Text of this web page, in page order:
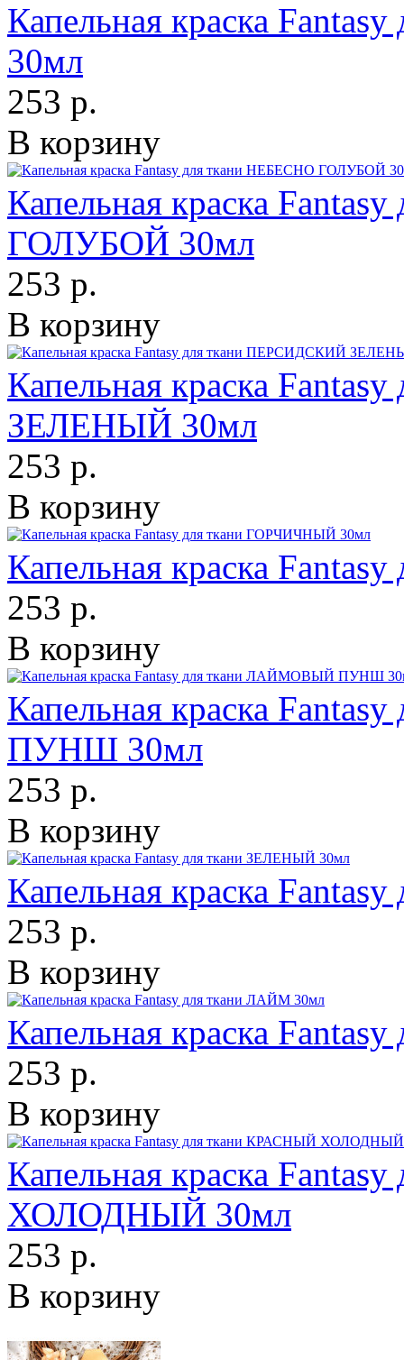
Капельная краска
30мл
253 р.
В корзину
Капельная краска
ГОЛУБОЙ 30мл
253 р.
В корзину
Капельная краска
ЗЕЛЕНЫЙ 30мл
253 р.
В корзину
Капельная краска
253 р.
В корзину
Капельная краска
ПУНШ 30мл
253 р.
В корзину
Капельная краска
253 р.
В корзину
Капельная краска
253 р.
В корзину
Капельная краска
ХОЛОДНЫЙ 30мл
253 р.
В корзину